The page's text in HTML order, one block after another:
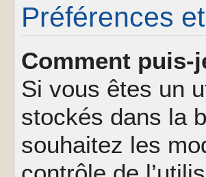
Préférences
Comment puis-
Si vous êtes un
stockés dans la
souhaitez les